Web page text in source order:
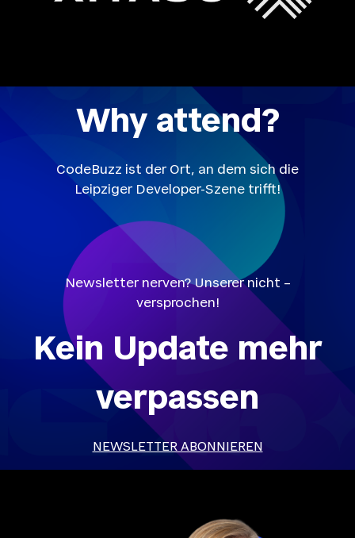
Why attend?
CodeBuzz ist der Ort, an dem sich die
Leipziger Developer-Szene trifft!
Newsletter nerven? Unserer nicht –
versprochen!
Kein Update mehr
verpassen
NEWSLETTER ABONNIEREN